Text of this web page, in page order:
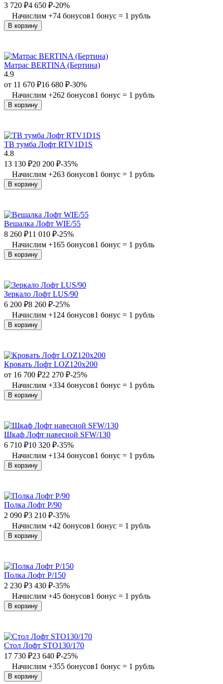
3 720 ₽4 650 ₽-20%
Начислим +74 бонусов1 бонус = 1 рубль
В корзину
Матрас BERTINA (Бертина)
4.9
от 11 670 ₽16 680 ₽-30%
Начислим +262 бонусов1 бонус = 1 рубль
В корзину
ТВ тумба Лофт RTV1D1S
4.8
13 130 ₽20 200 ₽-35%
Начислим +263 бонусов1 бонус = 1 рубль
В корзину
Вешалка Лофт WIE/55
8 260 ₽11 010 ₽-25%
Начислим +165 бонусов1 бонус = 1 рубль
В корзину
Зеркало Лофт LUS/90
6 200 ₽8 260 ₽-25%
Начислим +124 бонусов1 бонус = 1 рубль
В корзину
Кровать Лофт LOZ120х200
от 16 700 ₽22 270 ₽-25%
Начислим +334 бонусов1 бонус = 1 рубль
В корзину
Шкаф Лофт навесной SFW/130
6 710 ₽10 320 ₽-35%
Начислим +134 бонусов1 бонус = 1 рубль
В корзину
Полка Лофт P/90
2 090 ₽3 210 ₽-35%
Начислим +42 бонусов1 бонус = 1 рубль
В корзину
Полка Лофт P/150
2 230 ₽3 430 ₽-35%
Начислим +45 бонусов1 бонус = 1 рубль
В корзину
Стол Лофт STO130/170
17 730 ₽23 640 ₽-25%
Начислим +355 бонусов1 бонус = 1 рубль
В корзину